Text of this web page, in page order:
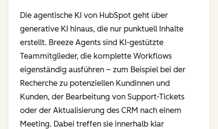
Die agentische KI von HubSpot geht über
generative KI hinaus, die nur punktuell Inhalte
erstellt. Breeze Agents sind KI-gestützte
Teammitglieder, die komplette Workflows
eigenständig ausführen – zum Beispiel bei der
Recherche zu potenziellen Kundinnen und
Kunden, der Bearbeitung von Support-Tickets
oder der Aktualisierung des CRM nach einem
Meeting. Dabei treffen sie innerhalb klar